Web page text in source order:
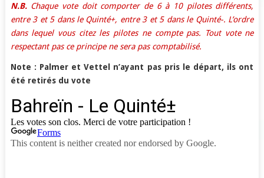
N.B.Chaque vote doit comporter de 6 à 10 pilotes différents,
entre 3 et 5 dans le Quinté+, entre 3 et 5 dans le Quinté-. L’ordre
dans lequel vous citez les pilotes ne compte pas. Tout vote ne
respectant pas ce principe ne sera pas comptabilisé.
Note : Palmer et Vettel n’ayant pas pris le départ, ils ont
été retirés du vote